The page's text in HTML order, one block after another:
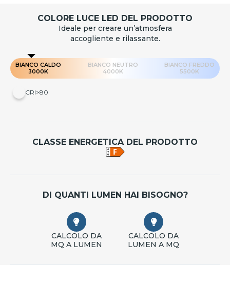
COLORE LUCE LED DEL PRODOTTO
Ideale per creare un’atmosfera
accogliente e rilassante.
BIANCO CALDO
3000K
BIANCO NEUTRO
4000K
BIANCO FREDDO
5500K
CRI>80
CLASSE ENERGETICA DEL PRODOTTO
DI QUANTI LUMEN HAI BISOGNO?
CALCOLO DA
MQ A LUMEN
CALCOLO DA
LUMEN A MQ